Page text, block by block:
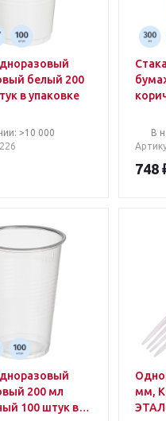
белый 200
в упаковке
>10 000
В
748
200 мл
100 штук в
мм,